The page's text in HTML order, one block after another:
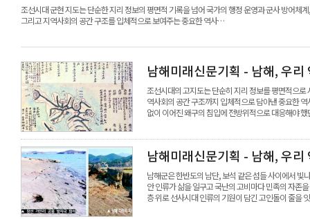
조선시대 군현 지도는 단순한 지리 정보의 평면적 기록을 넘어 국가의 행정 운영과 군사 방어체계,
그리고 지역사회의 공간 구조를 입체적으로 보여주는 중요한 역사…
남해미래신문기획 - 남해, 우리
조선시대의 고지도는 단순히 지리 정보를 평면적으
역사회의 공간 구조까지 입체적으로 담아낸 중요한
없이 이어진 왜구의 침입에 전방위적으로 대응해야
남해미래신문기획 - 남해, 우리
남해군은 한반도의 남단, 보석 같은 섬들 사이에서 빛
안 인류가 삶을 일구고 국난의 고비마다 민족의 자존
층 위로 선사시대 인류의 기원이 담긴 고인돌이 줄을